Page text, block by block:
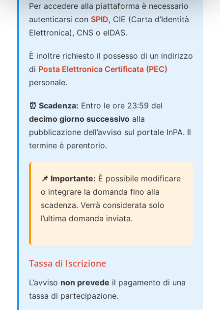
Per accedere alla piattaforma è necessario
autenticarsi con SPID, CIE (Carta d’Identità
Elettronica), CNS o eIDAS.
È inoltre richiesto il possesso di un indirizzo
di Posta Elettronica Certificata (PEC)
personale.
⏰ Scadenza: Entro le ore 23:59 del
decimo giorno successivo alla
pubblicazione dell’avviso sul portale InPA. Il
termine è perentorio.
📌 Importante: È possibile modificare
o integrare la domanda fino alla
scadenza. Verrà considerata solo
l’ultima domanda inviata.
Tassa di Iscrizione
L’avviso non prevede il pagamento di una
tassa di partecipazione.